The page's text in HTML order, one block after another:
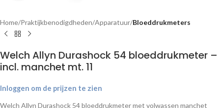
Home Praktijkbenodigdheden Apparatuur Bloeddrukmeters
Welch Allyn Durashock 54 bloeddrukmeter –
incl. manchet mt. 11
Inloggen om de prijzen te zien
Welch Allyn Durashock 54 bloeddrukmeter met volwassen manchet